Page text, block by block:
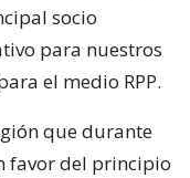
socio
para nuestros
el medio RPP.
que durante
favor del principio